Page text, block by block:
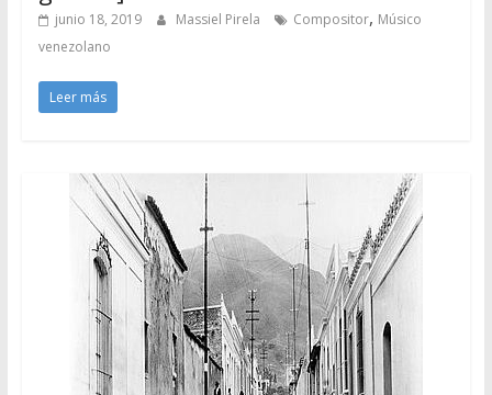
junio 18, 2019 Massiel Pirela Compositor, Músico
venezolano
Leer más